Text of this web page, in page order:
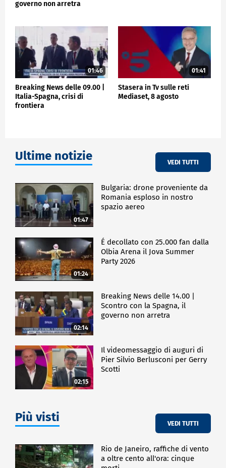
governo non arretra
01:46
Breaking News delle 09.00 |
Italia-Spagna, crisi di
frontiera
01:41
Stasera in Tv sulle reti
Mediaset, 8 agosto
Ultime notizie VEDI TUTTI
01:47
Bulgaria: drone proveniente da
Romania esploso in nostro
spazio aereo
01:24
É decollato con 25.000 fan dalla
Olbia Arena il Jova Summer
Party 2026
02:14
Breaking News delle 14.00 |
Scontro con la Spagna, il
governo non arretra
02:15
Il videomessaggio di auguri di
Pier Silvio Berlusconi per Gerry
Scotti
Più visti VEDI TUTTI
Rio de Janeiro, raffiche di vento
a oltre cento all'ora: cinque